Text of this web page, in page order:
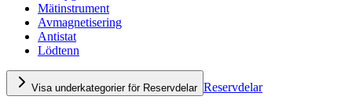
Mätinstrument
Avmagnetisering
Antistat
Lödtenn
Visa underkategorier för Reservdelar Reservdelar